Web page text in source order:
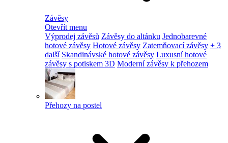
Závěsy
Otevřít menu
Výprodej závěsů Závěsy do altánku Jednobarevné
hotové závěsy Hotové závěsy Zatemňovací závěsy + 3
další Skandinávské hotové závěsy Luxusní hotové
závěsy s potiskem 3D Moderní závěsy k přehozem
Přehozy na postel